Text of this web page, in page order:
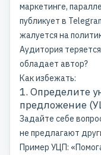
маркетинге,
публикует в
жалуется на
Аудитория
обладает автор?
Как избежать:
1. Определите
предложение
Задайте себе
не предлагают
Пример УЦП: